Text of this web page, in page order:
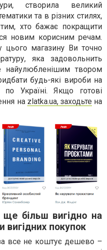
створила великий
та в різних стилях,
хто бажає покращити
новим корисним речам.
цього магазину Ви точно
яка задовольнить
найулюбленішим твором
будь-які вироби на
Україні. Якщо готові
на zlatka.ua, заходьте на
більш вигідно на
вигідних покупок
за все не коштує дешево –